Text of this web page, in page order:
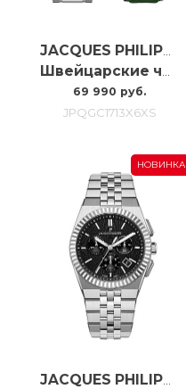
69 990 руб.
JPQGC1713X6XS
НОВИНКА